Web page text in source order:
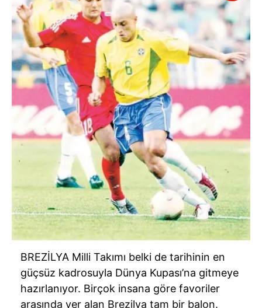
BREZİLYA Milli Takımı belki de tarihinin en
güçsüz kadrosuyla Dünya Kupası’na gitmeye
hazırlanıyor. Birçok insana göre favoriler
arasında yer alan Brezilya tam bir balon.